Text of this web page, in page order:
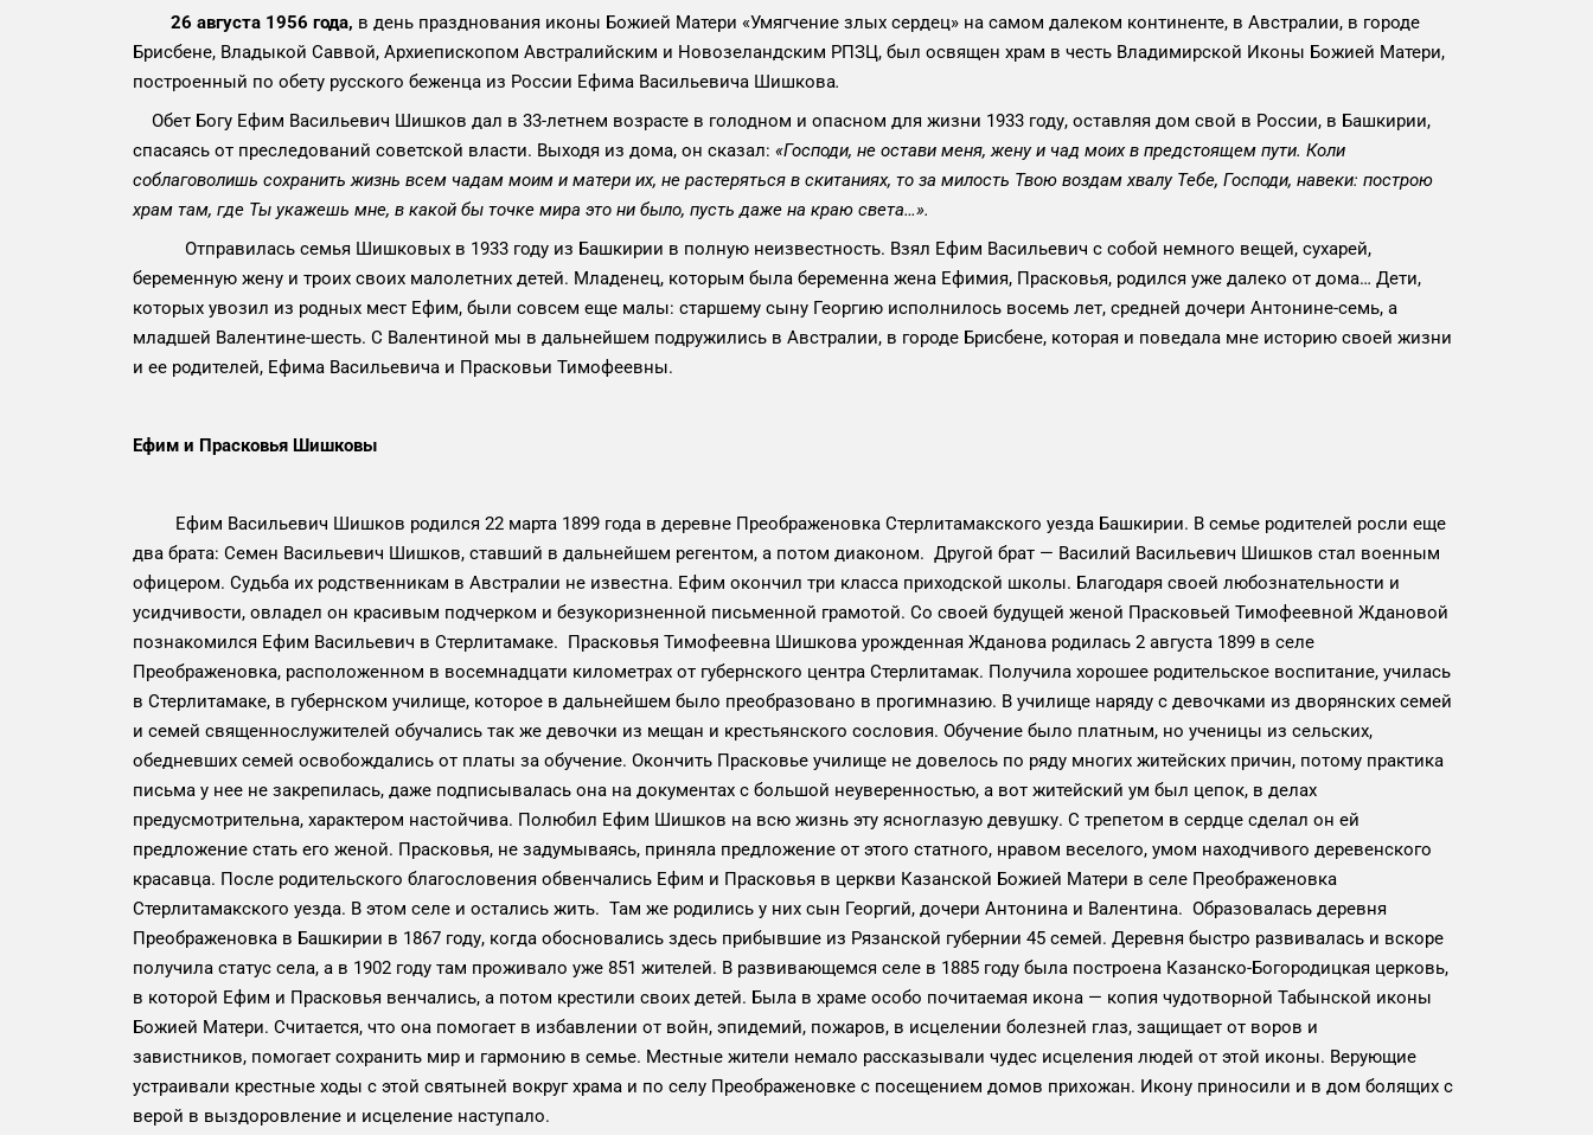
26 августа 1956 года, в день празднования иконы Божией Матери «Умягчение злых сердец» на самом далеком континенте, в Австралии, в городе
Брисбене, Владыкой Саввой, Архиепископом Австралийским и Новозеландским РПЗЦ, был освящен храм в честь Владимирской Иконы Божией Матери,
построенный по обету русского беженца из России Ефима Васильевича Шишкова.
Обет Богу Ефим Васильевич Шишков дал в 33-летнем возрасте в голодном и опасном для жизни 1933 году, оставляя дом свой в России, в Башкирии,
спасаясь от преследований советской власти. Выходя из дома, он сказал: «Господи, не остави меня, жену и чад моих в предстоящем пути. Коли
соблаговолишь сохранить жизнь всем чадам моим и матери их, не растеряться в скитаниях, то за милость Твою воздам хвалу Тебе, Господи, навеки: построю
храм там, где Ты укажешь мне, в какой бы точке мира это ни было, пусть даже на краю света…».
Отправилась семья Шишковых в 1933 году из Башкирии в полную неизвестность. Взял Ефим Васильевич с собой немного вещей, сухарей,
беременную жену и троих своих малолетних детей. Младенец, которым была беременна жена Ефимия, Прасковья, родился уже далеко от дома… Дети,
которых увозил из родных мест Ефим, были совсем еще малы: старшему сыну Георгию исполнилось восемь лет, средней дочери Антонине-семь, а
младшей Валентине-шесть. С Валентиной мы в дальнейшем подружились в Австралии, в городе Брисбене, которая и поведала мне историю своей жизни
и ее родителей, Ефима Васильевича и Прасковьи Тимофеевны.
Ефим и Прасковья Шишковы
Ефим Васильевич Шишков родился 22 марта 1899 года в деревне Преображеновка Стерлитамакского уезда Башкирии. В семье родителей росли еще
два брата: Семен Васильевич Шишков, ставший в дальнейшем регентом, а потом диаконом. Другой брат — Василий Васильевич Шишков стал военным
офицером. Судьба их родственникам в Австралии не известна. Ефим окончил три класса приходской школы. Благодаря своей любознательности и
усидчивости, овладел он красивым подчерком и безукоризненной письменной грамотой. Со своей будущей женой Прасковьей Тимофеевной Ждановой
познакомился Ефим Васильевич в Стерлитамаке. Прасковья Тимофеевна Шишкова урожденная Жданова родилась 2 августа 1899 в селе
Преображеновка, расположенном в восемнадцати километрах от губернского центра Стерлитамак. Получила хорошее родительское воспитание, училась
в Стерлитамаке, в губернском училище, которое в дальнейшем было преобразовано в прогимназию. В училище наряду с девочками из дворянских семей
и семей священнослужителей обучались так же девочки из мещан и крестьянского сословия. Обучение было платным, но ученицы из сельских,
обедневших семей освобождались от платы за обучение. Окончить Прасковье училище не довелось по ряду многих житейских причин, потому практика
письма у нее не закрепилась, даже подписывалась она на документах с большой неуверенностью, а вот житейский ум был цепок, в делах
предусмотрительна, характером настойчива. Полюбил Ефим Шишков на всю жизнь эту ясноглазую девушку. С трепетом в сердце сделал он ей
предложение стать его женой. Прасковья, не задумываясь, приняла предложение от этого статного, нравом веселого, умом находчивого деревенского
красавца. После родительского благословения обвенчались Ефим и Прасковья в церкви Казанской Божией Матери в селе Преображеновка
Стерлитамакского уезда. В этом селе и остались жить. Там же родились у них сын Георгий, дочери Антонина и Валентина. Образовалась деревня
Преображеновка в Башкирии в 1867 году, когда обосновались здесь прибывшие из Рязанской губернии 45 семей. Деревня быстро развивалась и вскоре
получила статус села, а в 1902 году там проживало уже 851 жителей. В развивающемся селе в 1885 году была построена Казанско-Богородицкая церковь,
в которой Ефим и Прасковья венчались, а потом крестили своих детей. Была в храме особо почитаемая икона — копия чудотворной Табынской иконы
Божией Матери. Считается, что она помогает в избавлении от войн, эпидемий, пожаров, в исцелении болезней глаз, защищает от воров и
завистников, помогает сохранить мир и гармонию в семье. Местные жители немало рассказывали чудес исцеления людей от этой иконы. Верующие
устраивали крестные ходы с этой святыней вокруг храма и по селу Преображеновке с посещением домов прихожан. Икону приносили и в дом болящих с
верой в выздоровление и исцеление наступало.